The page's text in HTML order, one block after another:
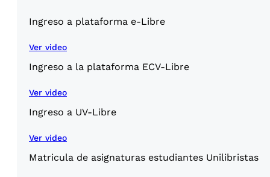
Ingreso a plataforma e-Libre
Ver video
Ingreso a la plataforma ECV-Libre
Ver video
Ingreso a UV-Libre
Ver video
Matricula de asignaturas estudiantes Unilibristas